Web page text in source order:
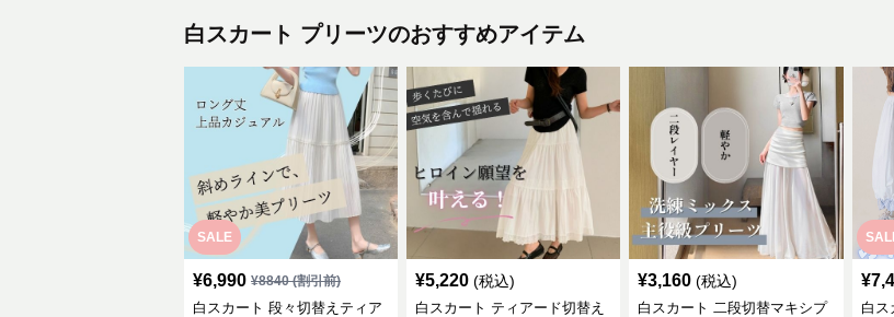
白スカート プリーツのおすすめアイテム
SALE
¥6,990 ¥8840(割引前)
白スカート 段々切替えティア
¥5,220 (税込)
白スカート ティアード切替え
¥3,160 (税込)
白スカート 二段切替マキシプ
¥
白ス